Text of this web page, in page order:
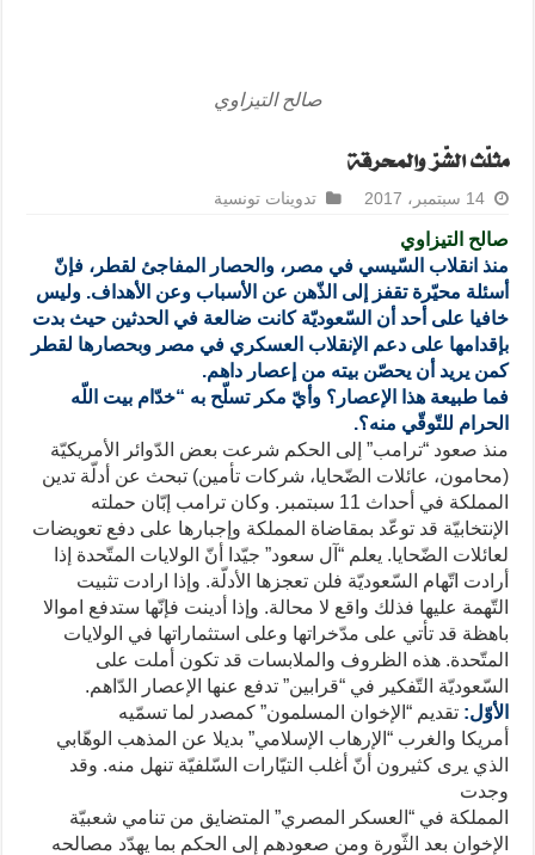
صالح التيزاوي
مثلّث الشّرّ والمحرقة
14 سبتمبر، 2017 تدوينات تونسية
صالح التيزاوي
منذ انقلاب السّيسي في مصر، والحصار المفاجئ لقطر، فإنّ
أسئلة محيّرة تقفز إلى الذّهن عن الأسباب وعن الأهداف. وليس
خافيا على أحد أن السّعوديّة كانت ضالعة في الحدثينحيث بدت
بإقدامها على دعم الإنقلاب العسكري في مصر وبحصارها لقطر
كمن يريد أن يحصّن بيته من إعصار داهم.
فما طبيعة هذا الإعصار؟ وأيّ مكر تسلّح به “خدّام بيت اللّه
الحرام للتّوقّي منه؟.
منذ صعود “ترامب” إلى الحكم شرعت بعض الدّوائر الأمريكيّة
(محامون، عائلات الضّحايا، شركات تأمين) تبحث عن أدلّة تدين
المملكة في أحداث 11 سبتمبر. وكان ترامب إبّان حملته
الإنتخابيّة قد توعّد بمقاضاة المملكة وإجبارها على دفع تعويضات
لعائلات الضّحايا. يعلم “آل سعود” جيّدا أنّ الولايات المتّحدة إذا
أرادت اتّهام السّعوديّة فلن تعجزها الأدلّة. وإذا ارادت تثبيت
التّهمة عليها فذلك واقع لا محالة. وإذا أدينت فإنّها ستدفع اموالا
باهظة قد تأتي على مدّخراتها وعلى استثماراتها في الولايات
المتّحدة. هذه الظروف والملابسات قد تكون أملت على
السّعوديّة التّفكير في “قرابين” تدفع عنها الإعصار الدّاهم.
الأوّل: تقديم “الإخوان المسلمون” كمصدر لما تسمّيه
أمريكا والغرب “الإرهاب الإسلامي” بديلا عن المذهب الوهّابي
الذي يرى كثيرون أنّ أغلب التيّارات السّلفيّة تنهل منه. وقد
وجدت
المملكة في “العسكر المصري” المتضايق من تنامي شعبيّة
الإخوان بعد الثّورة ومن صعودهم إلى الحكم بما يهدّد مصالحه